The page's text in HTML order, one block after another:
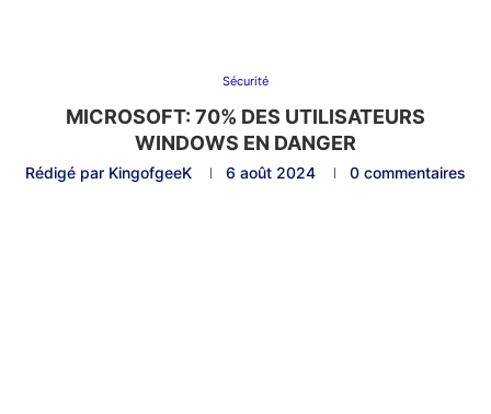
Sécurité
MICROSOFT: 70% DES UTILISATEURS
WINDOWS EN DANGER
Rédigé par KingofgeeK 6 août 2024 0 commentaires